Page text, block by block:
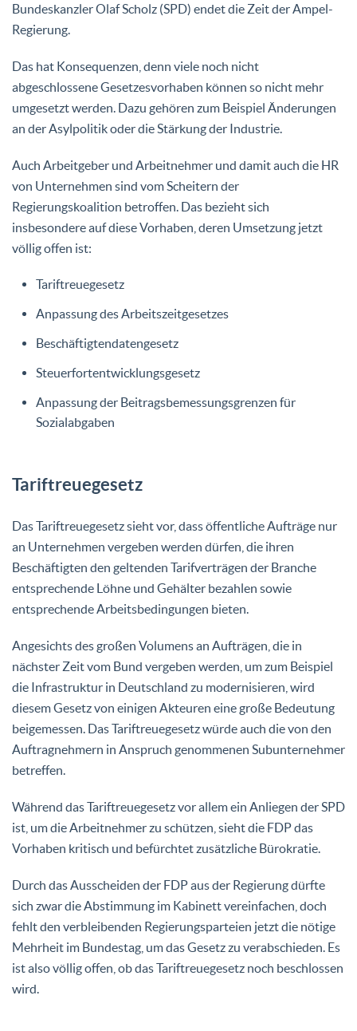
Bundeskanzler Olaf Scholz (SPD) endet die Zeit der Ampel-
Regierung.
Das hat Konsequenzen, denn viele noch nicht
abgeschlossene Gesetzesvorhaben können so nicht mehr
umgesetzt werden. Dazu gehören zum Beispiel Änderungen
an der Asylpolitik oder die Stärkung der Industrie.
Auch Arbeitgeber und Arbeitnehmer und damit auch die HR
von Unternehmen sind vom Scheitern der
Regierungskoalition betroffen. Das bezieht sich
insbesondere auf diese Vorhaben, deren Umsetzung jetzt
völlig offen ist:
Tariftreuegesetz
Anpassung des Arbeitszeitgesetzes
Beschäftigtendatengesetz
Steuerfortentwicklungsgesetz
Anpassung der Beitragsbemessungsgrenzen für
Sozialabgaben
Tariftreuegesetz
Das Tariftreuegesetz sieht vor, dass öffentliche Aufträge nur
an Unternehmen vergeben werden dürfen, die ihren
Beschäftigten den geltenden Tarifverträgen der Branche
entsprechende Löhne und Gehälter bezahlen sowie
entsprechende Arbeitsbedingungen bieten.
Angesichts des großen Volumens an Aufträgen, die in
nächster Zeit vom Bund vergeben werden, um zum Beispiel
die Infrastruktur in Deutschland zu modernisieren, wird
diesem Gesetz von einigen Akteuren eine große Bedeutung
beigemessen. Das Tariftreuegesetz würde auch die von den
Auftragnehmern in Anspruch genommenen Subunternehmer
betreffen.
Während das Tariftreuegesetz vor allem ein Anliegen der SPD
ist, um die Arbeitnehmer zu schützen, sieht die FDP das
Vorhaben kritisch und befürchtet zusätzliche Bürokratie.
Durch das Ausscheiden der FDP aus der Regierung dürfte
sich zwar die Abstimmung im Kabinett vereinfachen, doch
fehlt den verbleibenden Regierungsparteien jetzt die nötige
Mehrheit im Bundestag, um das Gesetz zu verabschieden. Es
ist also völlig offen, ob das Tariftreuegesetz noch beschlossen
wird.